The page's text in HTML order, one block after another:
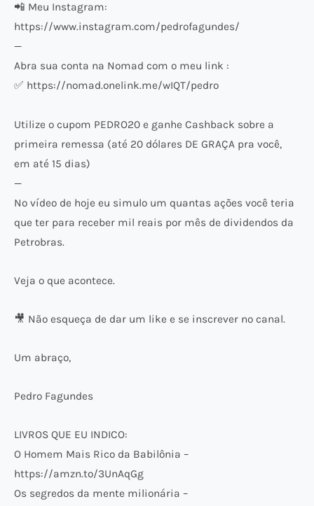
📲 Meu Instagram:
https://www.instagram.com/pedrofagundes/
—
Abra sua conta na Nomad com o meu link :
✅ https://nomad.onelink.me/wIQT/pedro
Utilize o cupom PEDRO20 e ganhe Cashback sobre a
primeira remessa (até 20 dólares DE GRAÇA pra você,
em até 15 dias)
—
No vídeo de hoje eu simulo um quantas ações você teria
que ter para receber mil reais por mês de dividendos da
Petrobras.
Veja o que acontece.
🎥 Não esqueça de dar um like e se inscrever no canal.
Um abraço,
Pedro Fagundes
LIVROS QUE EU INDICO:
O Homem Mais Rico da Babilônia –
https://amzn.to/3UnAqGg
Os segredos da mente milionária –